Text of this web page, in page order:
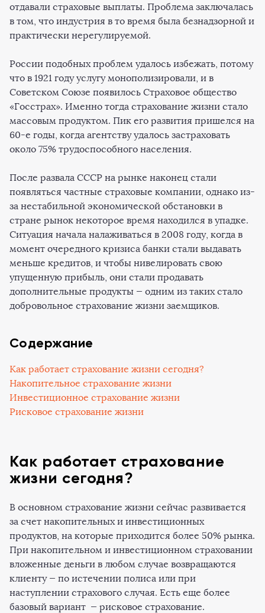
отдавали страховые выплаты. Проблема заключалась
в том, что индустрия в то время была безнадзорной и
практически нерегулируемой.
России подобных проблем удалось избежать, потому
что в 1921 году услугу монополизировали, и в
Советском Союзе появилось Страховое общество
«Госстрах». Именно тогда страхование жизни стало
массовым продуктом. Пик его развития пришелся на
60-е годы, когда агентству удалось застраховать
около 75% трудоспособного населения.
После развала СССР на рынке наконец стали
появляться частные страховые компании, однако из-
за нестабильной экономической обстановки в
стране рынок некоторое время находился в упадке.
Ситуация начала налаживаться в 2008 году, когда в
момент очередного кризиса банки стали выдавать
меньше кредитов, и чтобы нивелировать свою
упущенную прибыль, они стали продавать
дополнительные продукты — одним из таких стало
добровольное страхование жизни заемщиков.
Содержание
Как работает страхование жизни сегодня?
Накопительное страхование жизни
Инвестиционное страхование жизни
Рисковое страхование жизни
Как работает страхование
жизни сегодня?
В основном страхование жизни сейчас развивается
за счет накопительных и инвестиционных
продуктов, на которые приходится более 50% рынка.
При накопительном и инвестиционном страховании
вложенные деньги в любом случае возвращаются
клиенту — по истечении полиса или при
наступлении страхового случая. Есть еще более
базовый вариант — рисковое страхование.